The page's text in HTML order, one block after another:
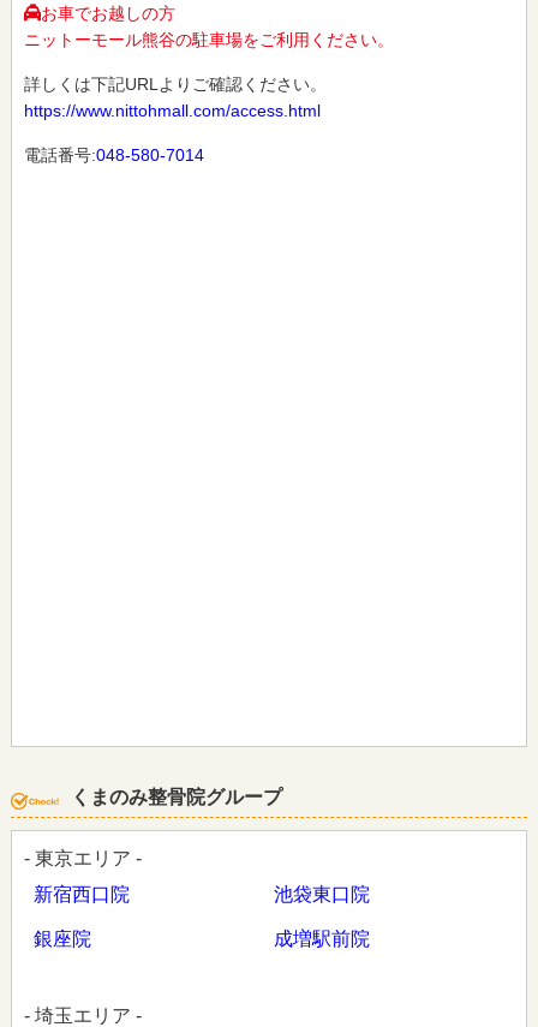
お車でお越しの方
ニットーモール熊谷の駐車場をご利用ください。
詳しくは下記URLよりご確認ください。
https://www.nittohmall.com/access.html
電話番号:048-580-7014
くまのみ整骨院グループ
- 東京エリア -
新宿西口院
池袋東口院
銀座院 成増駅前院
- 埼玉エリア -